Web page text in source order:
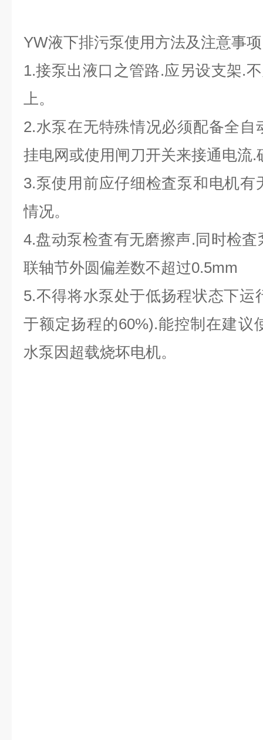
YW液下排污泵使用方法及注意事项
1.接泵出液口之管路.应另设支架.
上。
2.水泵在无特殊情况必须配备全
挂电网或使用闸刀开关来接通电流.
3.泵使用前应仔细检査泵和电机
情况。
4.盘动泵检査有无磨擦声.同时检
联轴节外圆偏差数不超过0.5mm
5.不得将水泵处于低扬程状态下运
于额定扬程的60%).能控制在建议
水泵因超载烧坏电机。